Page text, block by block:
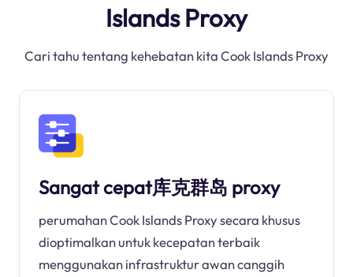
Islands Proxy
Cari tahu tentang kehebatan kita Cook Islands Proxy
Sangat cepat库克群岛 proxy
perumahan Cook Islands Proxy secara khusus
dioptimalkan untuk kecepatan terbaik
menggunakan infrastruktur awan canggih